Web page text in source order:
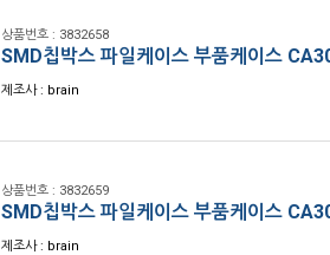
상품번호 : 3832658
SMD칩박스 파일케이스 부품케이스
제조사 : brain
상품번호 : 3832659
SMD칩박스 파일케이스 부품케이스
제조사 : brain